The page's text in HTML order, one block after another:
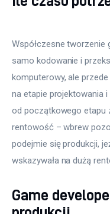
Współczesne
samo kodowanie i
komputerowy, ale
na etapie projektowania i
od początkowego etapu
rentowość – wbrew
podejmie się produkcji,
wskazywała na dużą
Game